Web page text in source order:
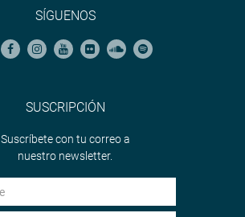
SÍGUENOS
SUSCRIPCIÓN
Suscríbete con tu correo a
nuestro newsletter.